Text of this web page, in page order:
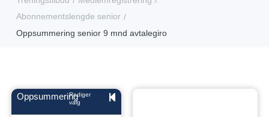
Abonnementslengde senior /
Oppsummering senior 9 mnd avtalegiro
OppsummeringRediger
valg